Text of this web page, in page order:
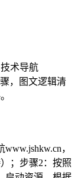
术导航
，图文逻辑清
，
；步骤2：按照